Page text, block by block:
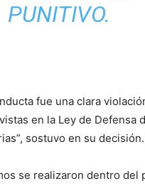
PUNITIVO.
fue una clara
en la Ley de Defensa
sostuvo en su decisión.
se realizaron dentro del